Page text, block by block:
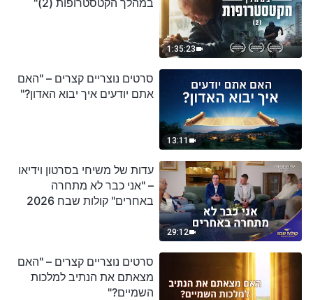
1:35:23
13:11
סרטים נוצריים קצרים – "האם
אתם יודעים איך יבוא האדון?"
29:12
עדות של משיחי בסרטון וידיאו
– "אני כבר לא מתחרה
באחרים" קולות שבח 2026
סרטים נוצריים קצרים – "האם
מצאתם את הנתיב למלכות
השמיים?"